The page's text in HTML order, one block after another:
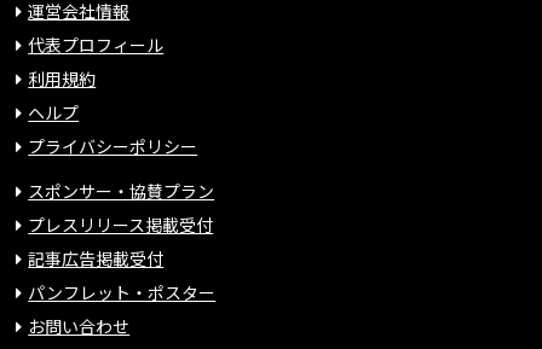
運営会社情報
代表プロフィール
利用規約
ヘルプ
プライバシーポリシー
スポンサー・協賛プラン
プレスリリース掲載受付
記事広告掲載受付
パンフレット・ポスター
お問い合わせ